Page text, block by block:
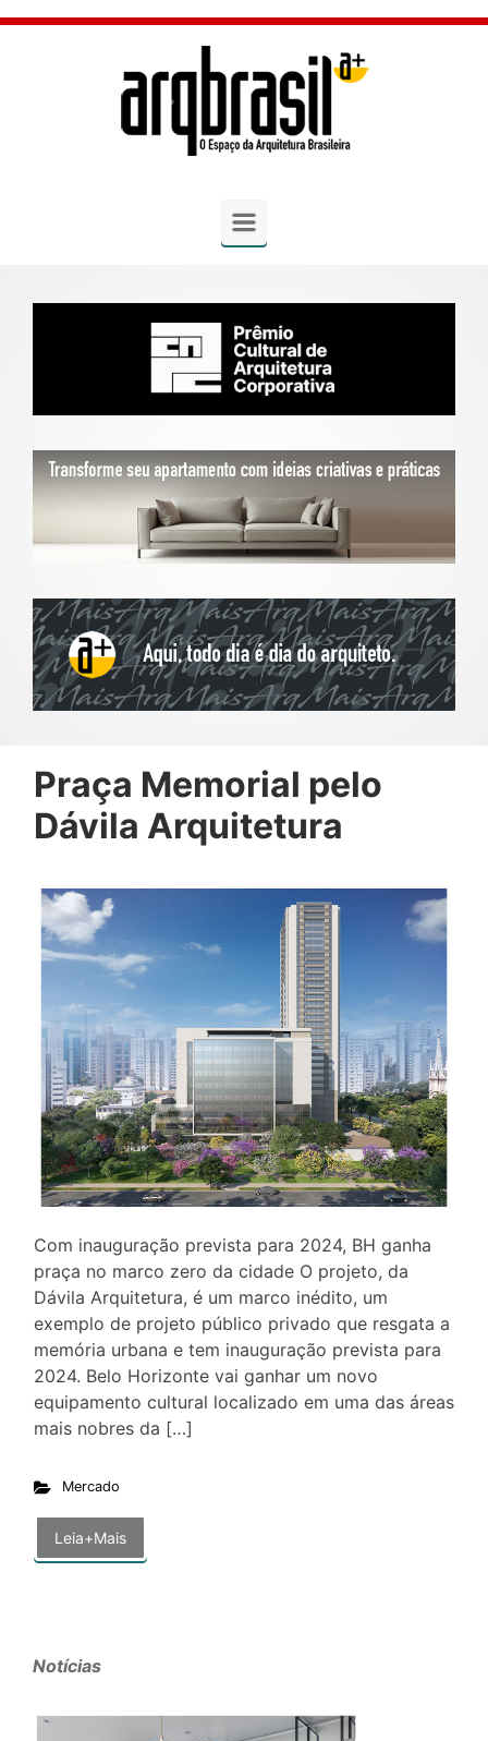
Skip to main content
Praça Memorial pelo
Dávila Arquitetura
Com inauguração prevista para 2024, BH ganha
praça no marco zero da cidade O projeto, da
Dávila Arquitetura, é um marco inédito, um
exemplo de projeto público privado que resgata a
memória urbana e tem inauguração prevista para
2024. Belo Horizonte vai ganhar um novo
equipamento cultural localizado em uma das áreas
mais nobres da […]
Mercado
Leia+Mais
Notícias